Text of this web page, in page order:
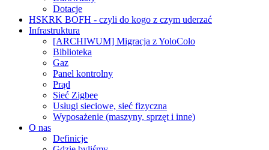
Dotacje
HSKRK BOFH - czyli do kogo z czym uderzać
Infrastruktura
[ARCHIWUM] Migracja z YoloColo
Biblioteka
Gaz
Panel kontrolny
Prąd
Sieć Zigbee
Usługi sieciowe, sieć fizyczna
Wyposażenie (maszyny, sprzęt i inne)
O nas
Definicje